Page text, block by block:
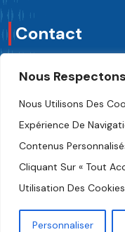
Nous
Nous Utilisons Des
Expérience De
Contenus
Cliquant Sur « Tout
Utilisation Des
Personnaliser
Contact
Nous Contacter
Rue Slah Eddine